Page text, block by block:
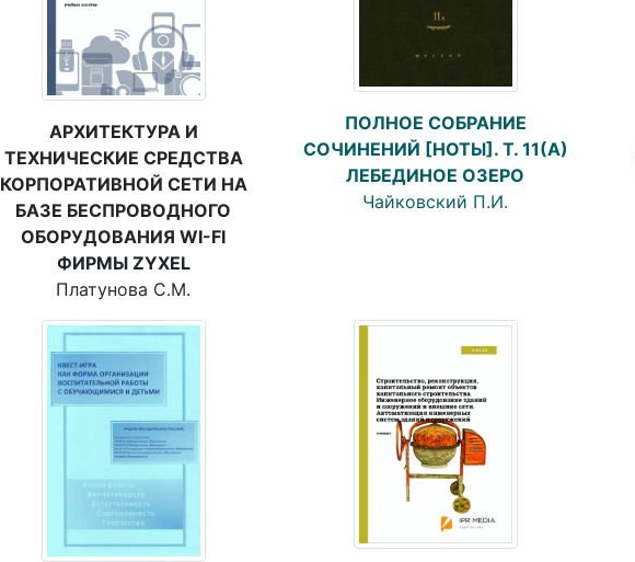
АРХИТЕКТУРА И
ТЕХНИЧЕСКИЕ СРЕДСТВА
КОРПОРАТИВНОЙ СЕТИ НА
БАЗЕ БЕСПРОВОДНОГО
ОБОРУДОВАНИЯ WI-FI
ФИРМЫ ZYXEL
Платунова С.М.
ПОЛНОЕ СОБРАНИЕ
СОЧИНЕНИЙ [НОТЫ]. Т. 11(А)
ЛЕБЕДИНОЕ ОЗЕРО
Чайковский П.И.